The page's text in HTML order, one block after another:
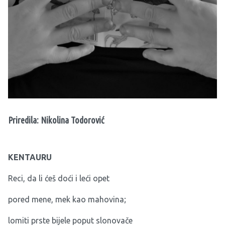
Priredila: Nikolina Todorović
KENTAURU
Reci, da li ćeš doći i leći opet
pored mene, mek kao mahovina;
lomiti prste bijele poput slonovače